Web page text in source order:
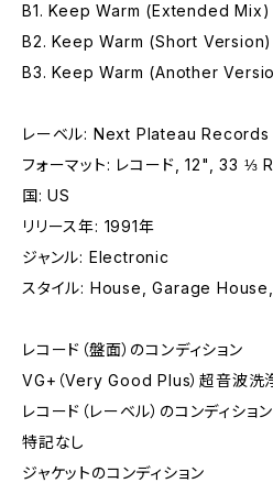
B1. Keep Warm (Extended Mix)
B2. Keep Warm (Short
B3. Keep Warm (Another
レーベル: Next Plateau
フォーマット: レコード, 12", 33 ⅓
国: US
リリース年: 1991年
ジャンル: Electronic
スタイル: House, Garage
レコード（盤面）のコンディション
VG+（Very Good Plus）超音波洗
レコード（レーベル）のコンディション
特記なし
ジャケットのコンディション